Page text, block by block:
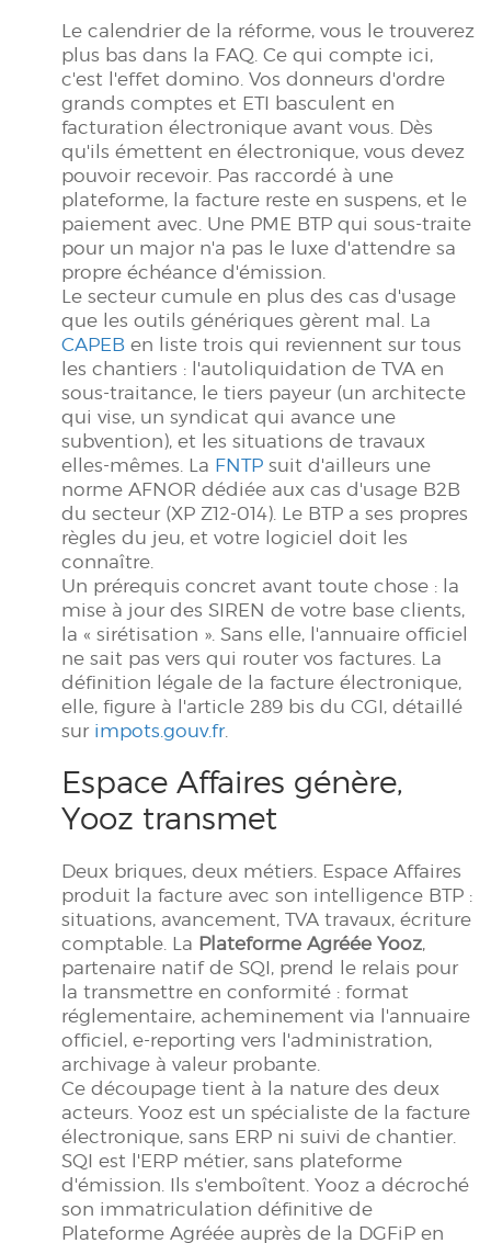
Le calendrier de la réforme, vous le trouverez
plus bas dans la FAQ. Ce qui compte ici,
c'est l'effet domino. Vos donneurs d'ordre
grands comptes et ETI basculent en
facturation électronique avant vous. Dès
qu'ils émettent en électronique, vous devez
pouvoir recevoir. Pas raccordé à une
plateforme, la facture reste en suspens, et le
paiement avec. Une PME BTP qui sous-traite
pour un major n'a pas le luxe d'attendre sa
propre échéance d'émission.
Le secteur cumule en plus des cas d'usage
que les outils génériques gèrent mal. La
CAPEBen liste trois qui reviennent sur tous
les chantiers : l'autoliquidation de TVA en
sous-traitance, le tiers payeur (un architecte
qui vise, un syndicat qui avance une
subvention), et les situations de travaux
elles-mêmes. La FNTPsuit d'ailleurs une
norme AFNOR dédiée aux cas d'usage B2B
du secteur (XP Z12-014). Le BTP a ses propres
règles du jeu, et votre logiciel doit les
connaître.
Un prérequis concret avant toute chose : la
mise à jour des SIREN de votre base clients,
la « sirétisation ». Sans elle, l'annuaire officiel
ne sait pas vers qui router vos factures. La
définition légale de la facture électronique,
elle, figure à l'article 289 bis du CGI, détaillé
sur impots.gouv.fr.
Espace Affaires génère,
Yooz transmet
Deux briques, deux métiers. Espace Affaires
produit la facture avec son intelligence BTP :
situations, avancement, TVA travaux, écriture
comptable. La Plateforme Agréée Yooz,
partenaire natif de SQI, prend le relais pour
la transmettre en conformité : format
réglementaire, acheminement via l'annuaire
officiel, e-reporting vers l'administration,
archivage à valeur probante.
Ce découpage tient à la nature des deux
acteurs. Yooz est un spécialiste de la facture
électronique, sans ERP ni suivi de chantier.
SQI est l'ERP métier, sans plateforme
d'émission. Ils s'emboîtent. Yooz a décroché
son immatriculation définitive de
Plateforme Agréée auprès de la DGFiP en